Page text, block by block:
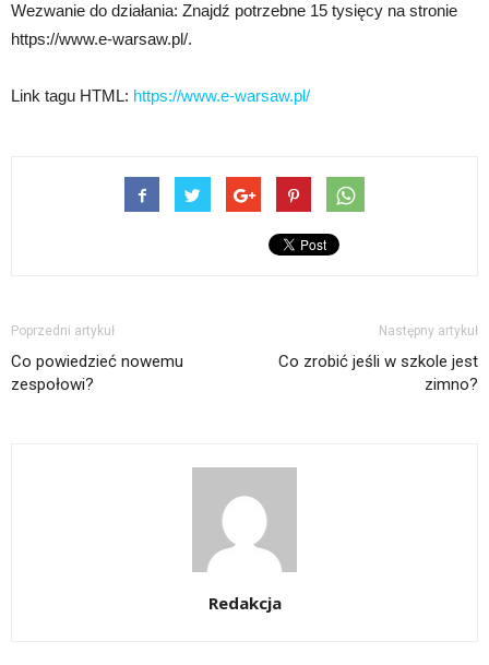
Wezwanie do działania: Znajdź potrzebne 15 tysięcy na stronie
https://www.e-warsaw.pl/.
Link tagu HTML: https://www.e-warsaw.pl/
Poprzedni artykuł
Co powiedzieć nowemu
zespołowi?
Następny artykuł
Co zrobić jeśli w szkole jest
zimno?
Redakcja